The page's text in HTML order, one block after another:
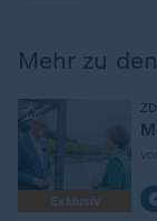
Mehr zu
Exklusiv